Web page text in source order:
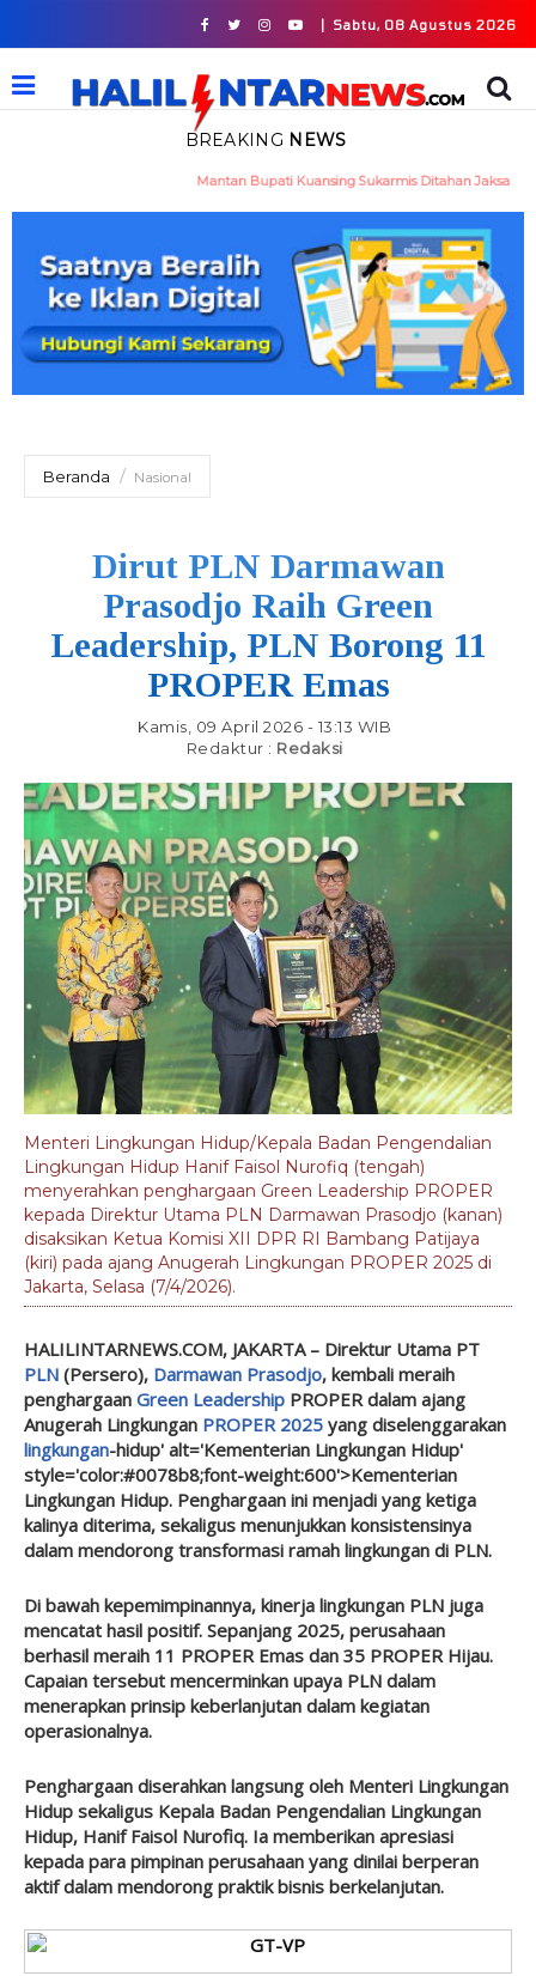
| Sabtu, 08 Agustus 2026
BREAKING NEWS
Mantan Bupati Kuansing Sukarmis Ditahan Jaksa
Beranda Nasional
Dirut PLN Darmawan
Prasodjo Raih Green
Leadership, PLN Borong 11
PROPER Emas
Kamis, 09 April 2026 - 13:13 WIB
Redaktur : Redaksi
Menteri Lingkungan Hidup/Kepala Badan Pengendalian
Ling­kungan Hidup Hanif Faisol Nurofiq (tengah)
menyerahkan penghargaan Green Leadership PROPER
kepada Direktur Utama PLN Darmawan Prasodjo (kanan)
disaksikan Ketua Komisi XII DPR RI Bambang Patijaya
(kiri) pada ajang Anugerah Lingkungan PROPER 2025 di
Jakarta, Selasa (7/4/2026).
HALILINTARNEWS.COM, JAKARTA – Direktur Utama PT
PLN (Persero), Darmawan Prasodjo, kembali meraih
penghargaan Green Leadership PROPER dalam ajang
Anugerah Lingkungan PROPER 2025 yang diselenggarakan
lingkungan-hidup' alt='Kementerian Lingkungan Hidup'
style='color:#0078b8;font-weight:600'>Kementerian
Lingkungan Hidup. Penghargaan ini menjadi yang ketiga
kalinya diterima, sekaligus menunjukkan konsistensinya
dalam mendorong transformasi ramah lingkungan di PLN.
Di bawah kepemimpinannya, kinerja lingkungan PLN juga
mencatat hasil positif. Sepanjang 2025, perusahaan
berhasil meraih 11 PROPER Emas dan 35 PROPER Hijau.
Capaian tersebut mencerminkan upaya PLN dalam
menerapkan prinsip keberlanjutan dalam kegiatan
operasionalnya.
Penghargaan diserahkan langsung oleh Menteri Lingkungan
Hidup sekaligus Kepala Badan Pengendalian Lingkungan
Hidup, Hanif Faisol Nurofiq. Ia memberikan apresiasi
kepada para pimpinan perusahaan yang dinilai berperan
aktif dalam mendorong praktik bisnis berkelanjutan.